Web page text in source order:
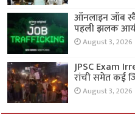
ऑनलाइन जॉब
पहली झलक
August 3, 2026
JPSC Exam
रांची समेत कई
August 3, 2026